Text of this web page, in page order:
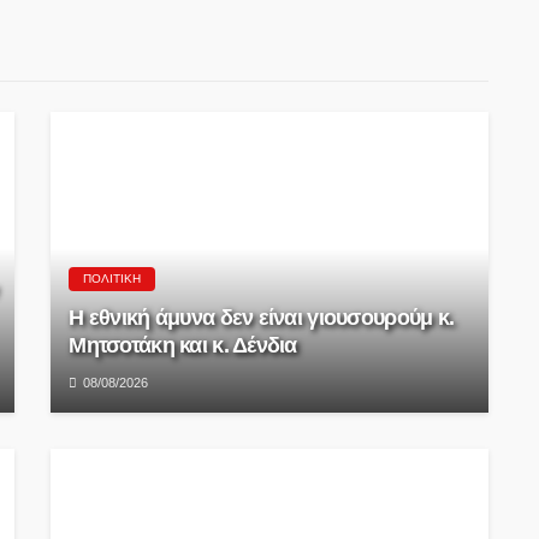
ΠΟΛΙΤΙΚΉ
Η εθνική άμυνα δεν είναι γιουσουρούμ κ.
Μητσοτάκη και κ. Δένδια
08/08/2026